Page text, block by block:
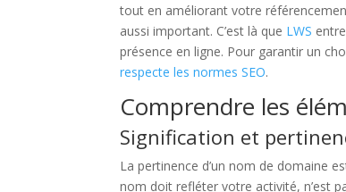
tout en améliorant votre
aussi important. C’est là que LWS
présence en ligne. Pour garantir un
respecte les normes SEO.
Comprendre les
Signification et
La pertinence d’un nom de domaine
nom doit refléter votre activité, n’est